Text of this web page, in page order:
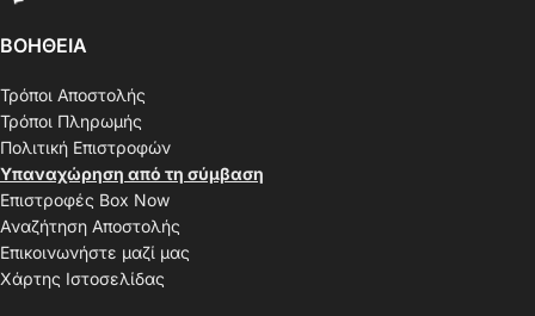
ΒΟΗΘΕΙΑ
Τρόποι Αποστολής
Τρόποι Πληρωμής
Πολιτική Επιστροφών
Υπαναχώρηση από τη σύμβαση
Επιστροφές Box Now
Αναζήτηση Αποστολής
Επικοινωνήστε μαζί μας
Χάρτης Ιστοσελίδας